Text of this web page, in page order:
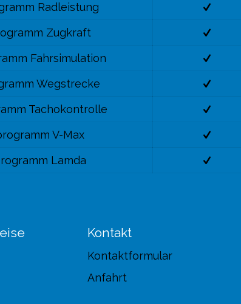
Radleistung
Zugkraft
Fahrsimulation
Wegstrecke
Tachokontrolle
V-Max
Lamda
Kontakt
Kontaktformular
Anfahrt